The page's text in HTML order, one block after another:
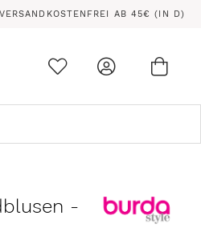
VERSANDKOSTENFREI AB 45€ (IN D)
-